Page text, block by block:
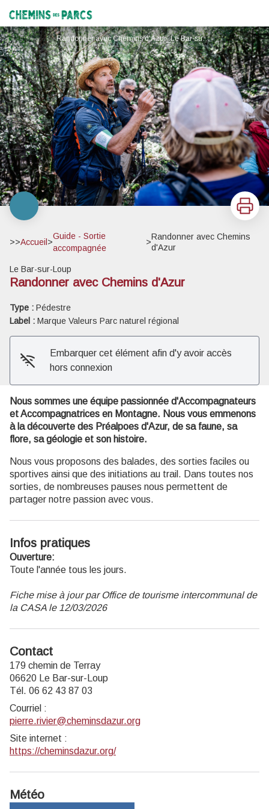
Chemins des Parcs
Randonner avec Chemins d'Azur_Le Bar-sur-Loup - Ellen Teurling
Imprimer
>>Accueil >
Guide - Sortie
accompagnée
>
Randonner avec Chemins
d'Azur
Le Bar-sur-Loup
Randonner avec Chemins d'Azur
Type : Pédestre
Label : Marque Valeurs Parc naturel régional
Embarquer cet élément afin d'y avoir accès
hors connexion
Nous sommes une équipe passionnée d'Accompagnateurs
et Accompagnatrices en Montagne. Nous vous emmenons
à la découverte des Préalpoes d'Azur, de sa faune, sa
flore, sa géologie et son histoire.
Nous vous proposons des balades, des sorties faciles ou
sportives ainsi que des initiations au trail. Dans toutes nos
sorties, de nombreuses pauses nous permettent de
partager notre passion avec vous.
Infos pratiques
Ouverture:
Toute l'année tous les jours.
Fiche mise à jour par Office de tourisme intercommunal de
la CASA le 12/03/2026
Contact
179 chemin de Terray
06620 Le Bar-sur-Loup
Tél. 06 62 43 87 03
Courriel :
pierre.rivier@cheminsdazur.org
Site internet :
https://cheminsdazur.org/
Météo